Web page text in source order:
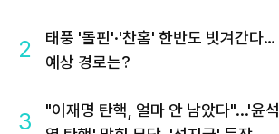
2
태풍 '돌핀'·'찬홈' 한반도 빗겨간다…
예상 경로는?
3
"이재명 탄핵, 얼마 안 남았다"...'윤석